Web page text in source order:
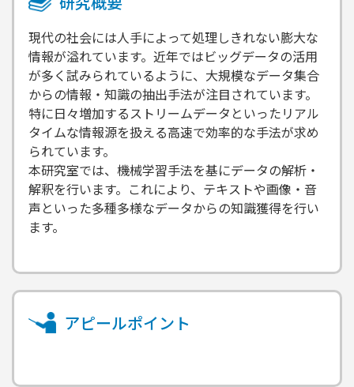
現代の社会には人手によって処理しきれない膨大な
情報が溢れています。近年ではビッグデータの活用
が多く試みられているように、大規模なデータ集合
からの情報・知識の抽出手法が注目されています。
特に日々増加するストリームデータといったリアル
タイムな情報源を扱える高速で効率的な手法が求め
られています。
本研究室では、機械学習手法を基にデータの解析・
解釈を行います。これにより、テキストや画像・音
声といった多種多様なデータからの知識獲得を行い
ます。
アピールポイント